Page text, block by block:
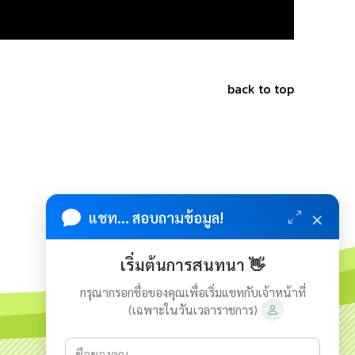
back to top
แชท... สอบถามข้อมูล! ×
เริ่มต้นการสนทนา 👋
กรุณากรอกชื่อของคุณเพื่อเริ่มแชทกับเจ้าหน้าที่
(เฉพาะในวันเวลาราชการ)